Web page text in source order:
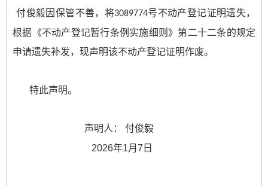
付俊毅因保管不善，将3089774号不动产登记证明遗失，
根据《不动产登记暂行条例实施细则》第二十二条的规定
申请遗失补发，现声明该不动产登记证明作废。
特此声明。
声明人： 付俊毅
2026年1月 7 日